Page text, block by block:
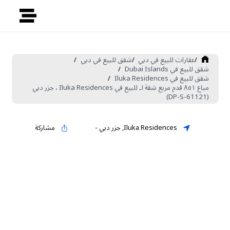
/عقارات للبيع في دبي /شقق للبيع في دبي /
شقق للبيع في Dubai Islands /
شقق للبيع في Iluka Residences /
مباع ٨٥١ قدم مربع شقة لـ للبيع في Iluka Residences ، جزر دبي
(DP-S-61121)
Iluka Residences
,جزر دبي- مشاركة